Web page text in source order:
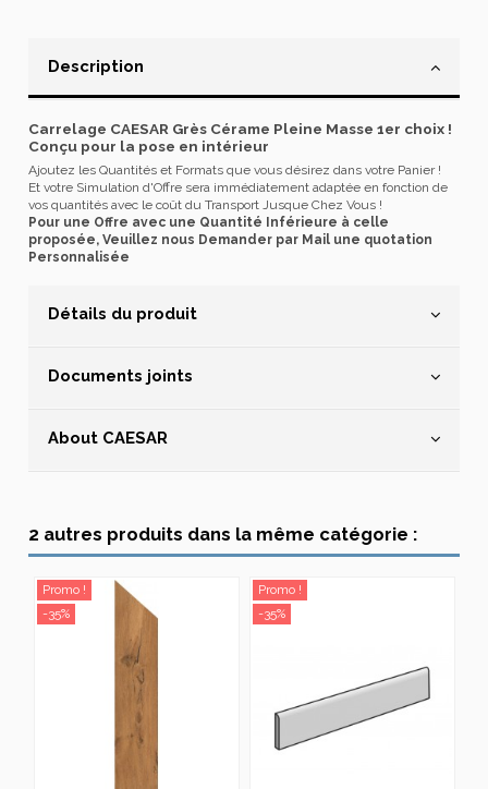
Description
Carrelage CAESAR Grès Cérame Pleine Masse 1er choix !
Conçu pour la pose en intérieur
Ajoutez les Quantités et Formats que vous désirez dans votre Panier !
Et votre Simulation d'Offre sera immédiatement adaptée en fonction de
vos quantités avec le coût du Transport Jusque Chez Vous !
Pour une Offre avec une Quantité Inférieure à celle
proposée, Veuillez nous Demander par Mail une quotation
Personnalisée
Détails du produit
Documents joints
About CAESAR
2 autres produits dans la même catégorie :
Promo !
-35%
Promo !
-35%